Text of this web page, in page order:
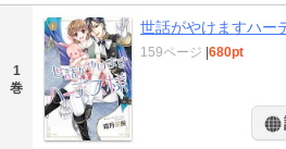
1
巻
世話がやけますハー
159ページ |680pt